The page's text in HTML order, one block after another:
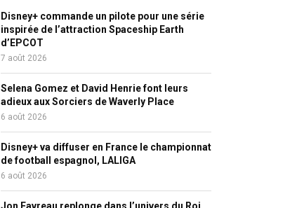
Disney+ commande un pilote pour une série
inspirée de l’attraction Spaceship Earth
d’EPCOT
7 août 2026
Selena Gomez et David Henrie font leurs
adieux aux Sorciers de Waverly Place
6 août 2026
Disney+ va diffuser en France le championnat
de football espagnol, LALIGA
6 août 2026